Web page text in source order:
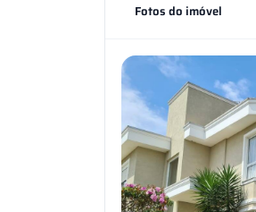
Fotos do imóvel